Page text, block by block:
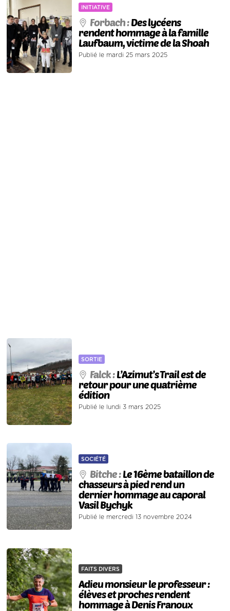
INITIATIVE
Forbach :Des lycéens
rendent hommage à la famille
Laufbaum, victime de la Shoah
Publié le mardi 25 mars 2025
SORTIE
Falck :L’Azimut’s Trail est de
retour pour une quatrième
édition
Publié le lundi 3 mars 2025
SOCIÉTÉ
Bitche :Le 16ème bataillon de
chasseurs à pied rend un
dernier hommage au caporal
Vasil Bychyk
Publié le mercredi 13 novembre 2024
FAITS DIVERS
Adieu monsieur le professeur :
élèves et proches rendent
hommage à Denis Franoux